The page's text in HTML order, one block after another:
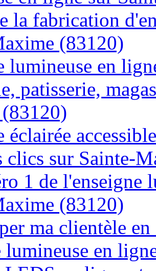
la fabrication
(83120)
lumineuse en
patisserie,
éclairée
clics sur Sainte-
1 de l'enseigne
(83120)
ma clientèle
lumineuse en